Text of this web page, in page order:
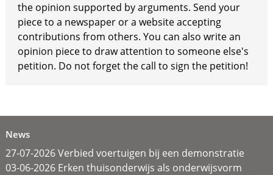
the opinion supported by arguments. Send your
piece to a newspaper or a website accepting
contributions from others. You can also write an
opinion piece to draw attention to someone else's
petition. Do not forget the call to sign the petition!
News
27-07-2026 Verbied voertuigen bij een demonstratie
03-06-2026 Erken thuisonderwijs als onderwijsvorm